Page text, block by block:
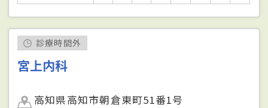
診療時間外
宮上内科
高知県高知市朝倉東町51番1号